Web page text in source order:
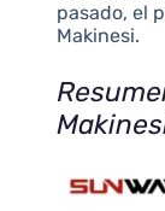
pasado, el
Makinesi.